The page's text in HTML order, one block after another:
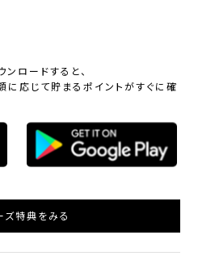
ロードすると、
応じて貯まるポイントがすぐに確
ズ特典をみる